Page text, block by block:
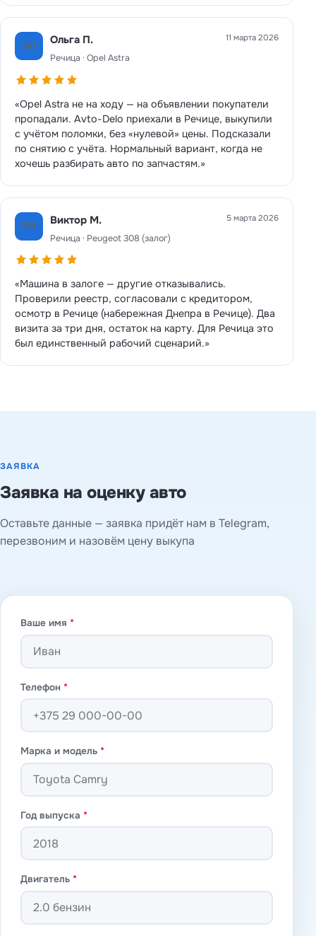
ОП Ольга П.
Речица · Opel Astra
11 марта 2026
«Opel Astra не на ходу — на объявлении покупатели
пропадали. Avto-Delo приехали в Речице, выкупили
с учётом поломки, без «нулевой» цены. Подсказали
по снятию с учёта. Нормальный вариант, когда не
хочешь разбирать авто по запчастям.»
ВМ Виктор М.
Речица · Peugeot 308 (залог)
5 марта 2026
«Машина в залоге — другие отказывались.
Проверили реестр, согласовали с кредитором,
осмотр в Речице (набережная Днепра в Речице). Два
визита за три дня, остаток на карту. Для Речица это
был единственный рабочий сценарий.»
ЗАЯВКА
Заявка на оценку авто
Оставьте данные — заявка придёт нам в Telegram,
перезвоним и назовём цену выкупа
Ваше имя *
Телефон *
Марка и модель *
Год выпуска *
Двигатель *